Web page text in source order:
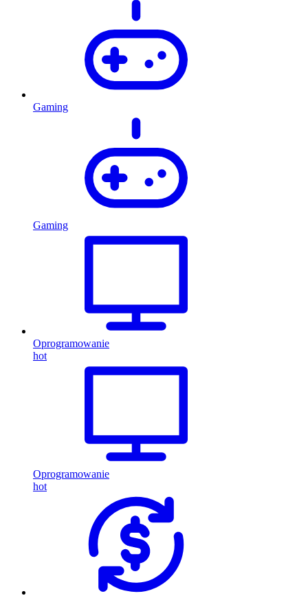
Gaming
Gaming
Oprogramowanie
hot
Oprogramowanie
hot